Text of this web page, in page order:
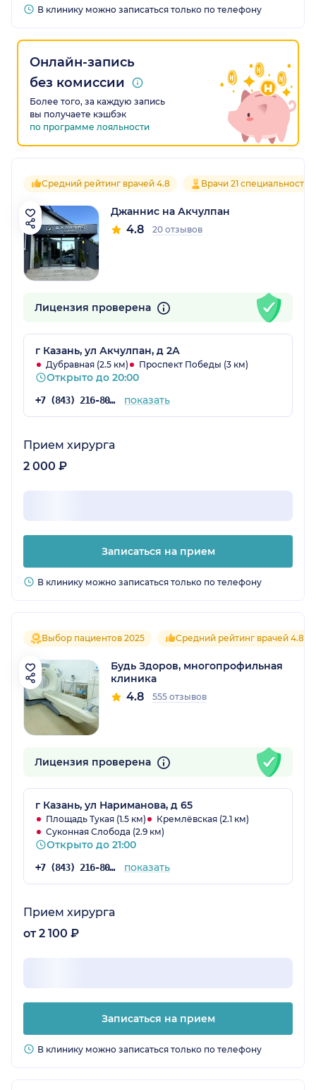
В клинику можно записаться только по телефону
Онлайн-запись
без комиссии
Более того, за каждую запись
вы получаете кэшбэк
по программе лояльности
Средний рейтинг врачей 4.8 Врачи 21 специальностей
Джаннис на Акчулпан
4.8 20 отзывов
Лицензия проверена
г Казань, ул Акчулпан, д 2А
Дубравная (2.5 км) Проспект Победы (3 км)
Открыто до 20:00
+7 (843) 216-80-54 показать
Прием хирурга
2 000 ₽
Записаться на прием
В клинику можно записаться только по телефону
Выбор пациентов 2025 Средний рейтинг врачей 4.8
Будь Здоров, многопрофильная
клиника
4.8 555 отзывов
Лицензия проверена
г Казань, ул Нариманова, д 65
Площадь Тукая (1.5 км)
Кремлёвская (2.1 км)
Суконная Слобода (2.9 км)
Открыто до 21:00
+7 (843) 216-80-29 показать
Прием хирурга
от 2 100 ₽
Записаться на прием
В клинику можно записаться только по телефону